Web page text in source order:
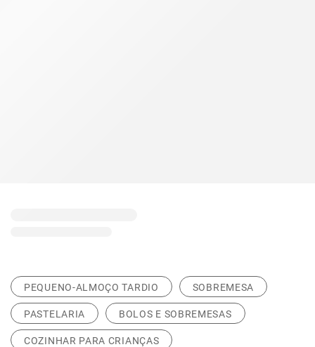
PEQUENO-ALMOÇO TARDIO SOBREMESA
PASTELARIA BOLOS E SOBREMESAS
COZINHAR PARA CRIANÇAS